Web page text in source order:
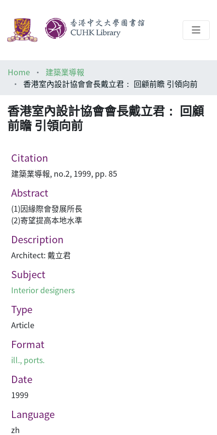
Help
Home
建築業導報
香港室內設計協會會長戴立君： 回顧前瞻 引領向前
香港室內設計協會會長戴立君： 回顧
前瞻 引領向前
Citation
建築業導報, no.2, 1999, pp. 85
Abstract
(1)因緣際會發展所長
(2)寄望提高本地水準
Description
Architect: 戴立君
Subject
Interior designers
Type
Article
Format
ill., ports.
Date
1999
Language
zh